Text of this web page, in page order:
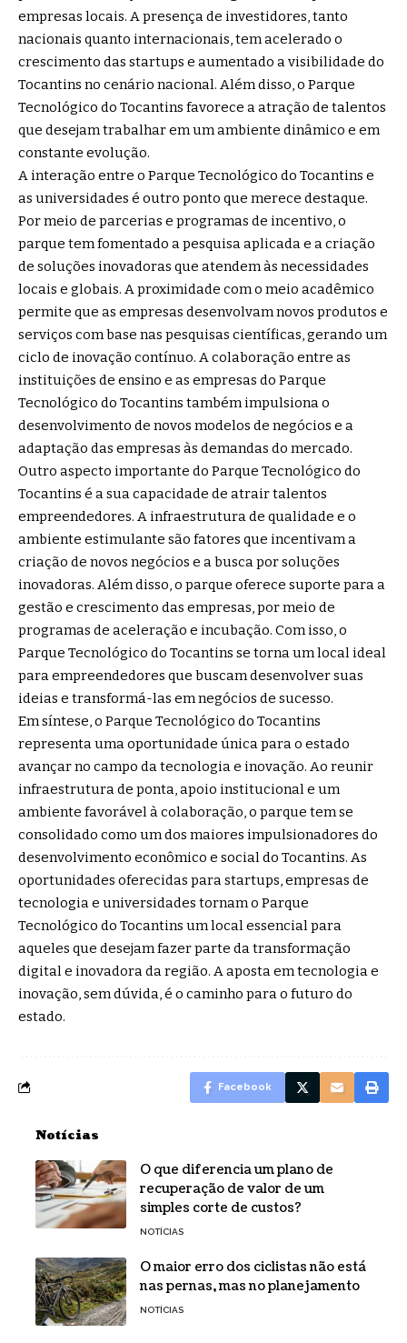
empresas locais. A presença de investidores, tanto
nacionais quanto internacionais, tem acelerado o
crescimento das startups e aumentado a visibilidade do
Tocantins no cenário nacional. Além disso, o Parque
Tecnológico do Tocantins favorece a atração de talentos
que desejam trabalhar em um ambiente dinâmico e em
constante evolução.
A interação entre o Parque Tecnológico do Tocantins e
as universidades é outro ponto que merece destaque.
Por meio de parcerias e programas de incentivo, o
parque tem fomentado a pesquisa aplicada e a criação
de soluções inovadoras que atendem às necessidades
locais e globais. A proximidade com o meio acadêmico
permite que as empresas desenvolvam novos produtos e
serviços com base nas pesquisas científicas, gerando um
ciclo de inovação contínuo. A colaboração entre as
instituições de ensino e as empresas do Parque
Tecnológico do Tocantins também impulsiona o
desenvolvimento de novos modelos de negócios e a
adaptação das empresas às demandas do mercado.
Outro aspecto importante do Parque Tecnológico do
Tocantins é a sua capacidade de atrair talentos
empreendedores. A infraestrutura de qualidade e o
ambiente estimulante são fatores que incentivam a
criação de novos negócios e a busca por soluções
inovadoras. Além disso, o parque oferece suporte para a
gestão e crescimento das empresas, por meio de
programas de aceleração e incubação. Com isso, o
Parque Tecnológico do Tocantins se torna um local ideal
para empreendedores que buscam desenvolver suas
ideias e transformá-las em negócios de sucesso.
Em síntese, o Parque Tecnológico do Tocantins
representa uma oportunidade única para o estado
avançar no campo da tecnologia e inovação. Ao reunir
infraestrutura de ponta, apoio institucional e um
ambiente favorável à colaboração, o parque tem se
consolidado como um dos maiores impulsionadores do
desenvolvimento econômico e social do Tocantins. As
oportunidades oferecidas para startups, empresas de
tecnologia e universidades tornam o Parque
Tecnológico do Tocantins um local essencial para
aqueles que desejam fazer parte da transformação
digital e inovadora da região. A aposta em tecnologia e
inovação, sem dúvida, é o caminho para o futuro do
estado.
Facebook
Notícias
O que diferencia um plano de
recuperação de valor de um
simples corte de custos?
NOTÍCIAS
O maior erro dos ciclistas não está
nas pernas, mas no planejamento
NOTÍCIAS